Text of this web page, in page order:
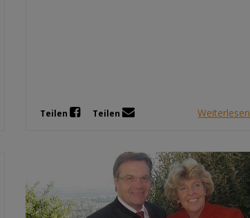
Teilen Teilen Weiterlesen